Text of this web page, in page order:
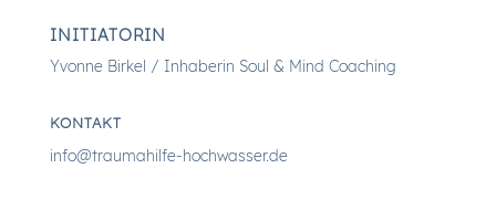
INITIATORIN
Yvonne Birkel / Inhaberin Soul & Mind Coaching
KONTAKT
info@traumahilfe-hochwasser.de